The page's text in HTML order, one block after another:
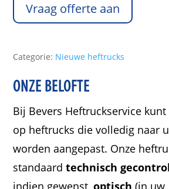
Vraag offerte aan
Categorie: Nieuwe heftrucks
ONZE BELOFTE
Bij Bevers Heftruckservice
op heftrucks die volledig naar
worden aangepast. Onze
standaardtechnisch